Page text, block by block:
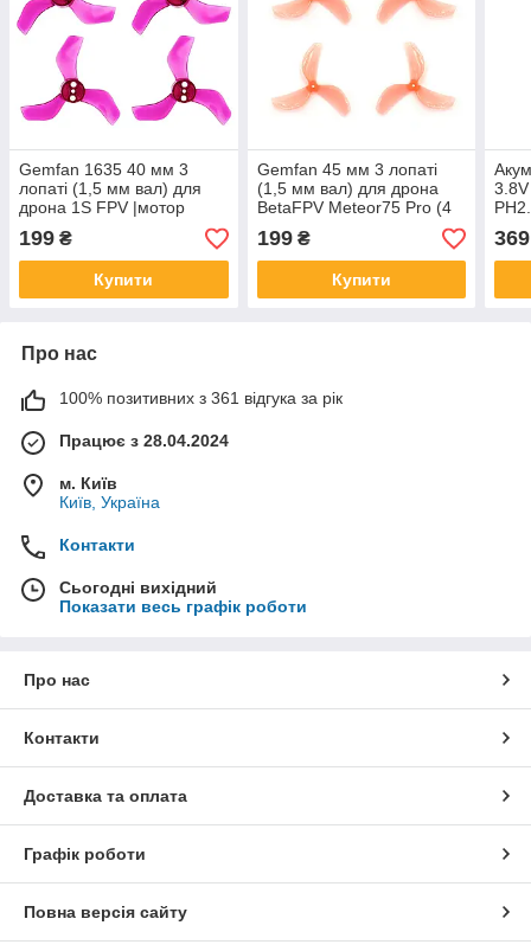
Gemfan 1635 40 мм 3
лопаті (1,5 мм вал) для
дрона 1S FPV |мотор
0802/0804|(4 шт, Clear
Purple)
199 ₴
Купити
Gemfan 45 мм 3 лопаті
(1,5 мм вал) для дрона
BetaFPV Meteor75 Pro (4
шт, Macho Pink)
199₴
Купити
369
Про нас
100% позитивних з 361 відгука за рік
Працює з 28.04.2024
м. Київ
Київ, Україна
Контакти
Сьогодні вихідний
Показати весь графік роботи
Про нас
Контакти
Доставка та оплата
Графік роботи
Повна версія сайту